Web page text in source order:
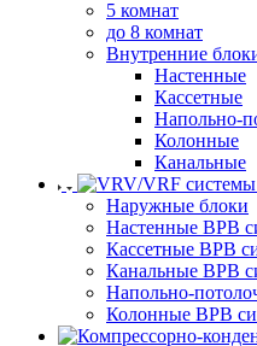
5 комнат
до 8 комнат
Внутренние
Настенные
Кассетные
Напольно-
Колонные
Канальные
Наружные блоки
Настенные ВРВ
Кассетные ВРВ
Канальные ВРВ
Напольно-
Колонные ВРВ